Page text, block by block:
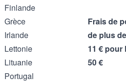
Finlande
Grèce
Irlande
Lettonie
Lituanie
Portugal
Frais de
de plus
11 € pour
50 €